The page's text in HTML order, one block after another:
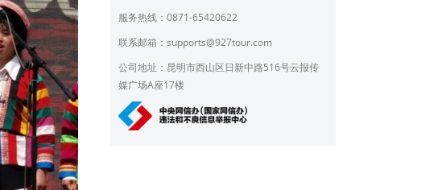
服务热线：0871-65420622
联系邮箱： supports@927tour.com
公司地址：昆明市西山区日新中路516号云报传
媒广场A座17楼